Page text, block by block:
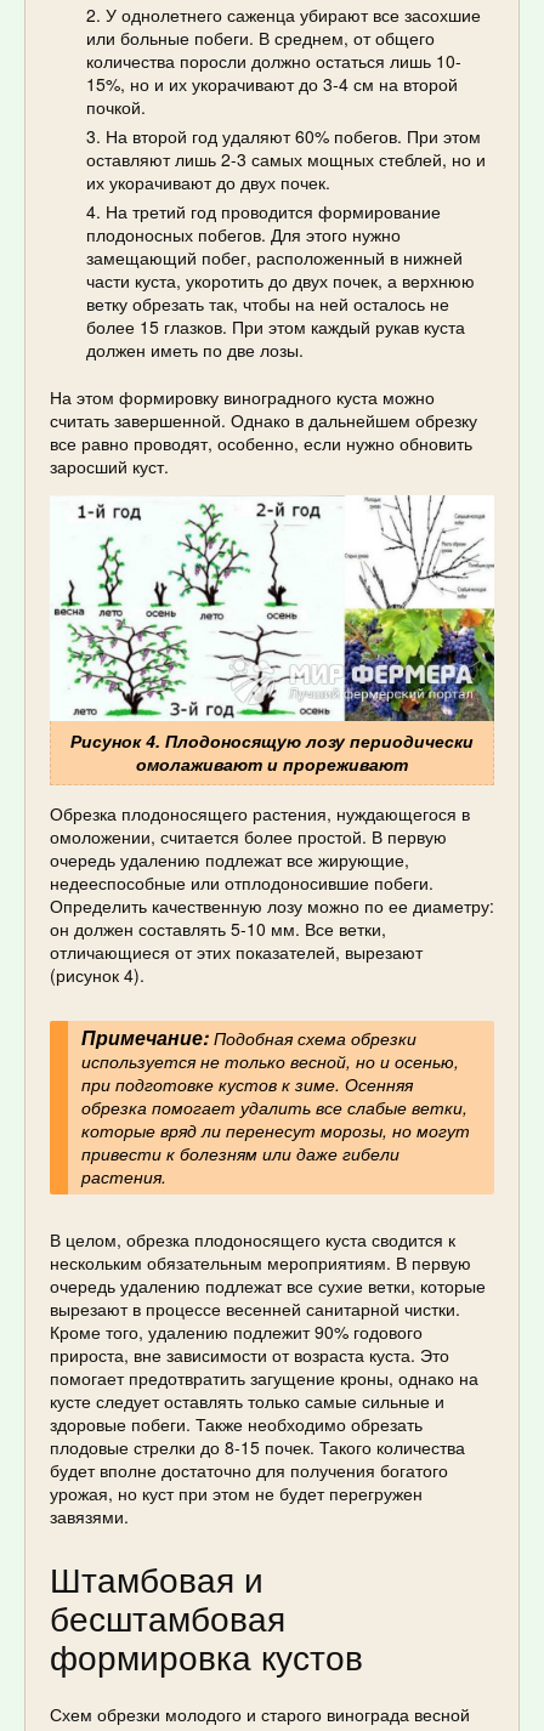
У однолетнего саженца убирают все засохшие
или больные побеги. В среднем, от общего
количества поросли должно остаться лишь 10-
15%, но и их укорачивают до 3-4 см на второй
почкой.
На второй год удаляют 60% побегов. При этом
оставляют лишь 2-3 самых мощных стеблей, но и
их укорачивают до двух почек.
На третий год проводится формирование
плодоносных побегов. Для этого нужно
замещающий побег, расположенный в нижней
части куста, укоротить до двух почек, а верхнюю
ветку обрезать так, чтобы на ней осталось не
более 15 глазков. При этом каждый рукав куста
должен иметь по две лозы.
На этом формировку виноградного куста можно
считать завершенной. Однако в дальнейшем обрезку
все равно проводят, особенно, если нужно обновить
заросший куст.
Рисунок 4. Плодоносящую лозу периодически
омолаживают и прореживают
Обрезка плодоносящего растения, нуждающегося в
омоложении, считается более простой. В первую
очередь удалению подлежат все жирующие,
недееспособные или отплодоносившие побеги.
Определить качественную лозу можно по ее диаметру:
он должен составлять 5-10 мм. Все ветки,
отличающиеся от этих показателей, вырезают
(рисунок 4).
Примечание:Подобная схема обрезки
используется не только весной, но и осенью,
при подготовке кустов к зиме. Осенняя
обрезка помогает удалить все слабые ветки,
которые вряд ли перенесут морозы, но могут
привести к болезням или даже гибели
растения.
В целом, обрезка плодоносящего куста сводится к
нескольким обязательным мероприятиям. В первую
очередь удалению подлежат все сухие ветки, которые
вырезают в процессе весенней санитарной чистки.
Кроме того, удалению подлежит 90% годового
прироста, вне зависимости от возраста куста. Это
помогает предотвратить загущение кроны, однако на
кусте следует оставлять только самые сильные и
здоровые побеги. Также необходимо обрезать
плодовые стрелки до 8-15 почек. Такого количества
будет вполне достаточно для получения богатого
урожая, но куст при этом не будет перегружен
завязями.
Штамбовая и
бесштамбовая
формировка кустов
Схем обрезки молодого и старого винограда весной